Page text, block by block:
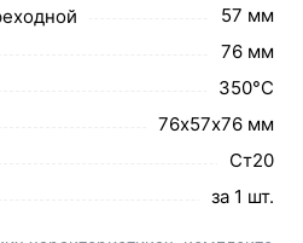
57 мм
76 мм
350°C
76х57х76 мм
Ст20
за 1 шт.